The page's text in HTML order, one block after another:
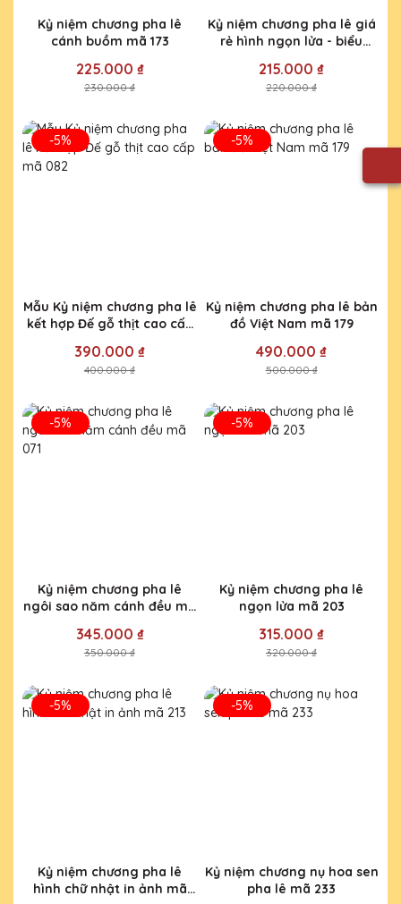
Kỷ niệm chương pha lê
cánh buồm mã 173
225.000 ₫
230.000 ₫
Kỷ niệm chương pha lê giá
rẻ hình ngọn lửa - biểu
kỷ niệm chương mã 024
215.000 ₫
220.000 ₫
-5%
Mẫu Kỷ niệm chương pha lê
kết hợp Đế gỗ thịt cao cấp
390.000 ₫
400.000 ₫
-5%
Kỷ niệm chương pha lê bản
đồ Việt Nam mã 179
490.000 ₫
500.000 ₫
-5%
Kỷ niệm chương pha lê
ngôi sao năm cánh đều mã
345.000 ₫
350.000 ₫
-5%
Kỷ niệm chương pha lê
ngọn lửa mã 203
315.000 ₫
320.000 ₫
-5%
Kỷ niệm chương pha lê
hình chữ nhật in ảnh mã
-5%
Kỷ niệm chương nụ hoa sen
pha lê mã 233